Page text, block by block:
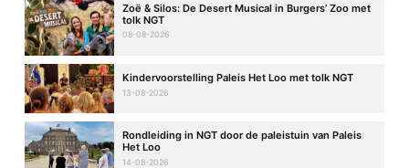
Zoë & Silos: De Desert Musical in Burgers’ Zoo met
tolk NGT
08-08-2026
Kindervoorstelling Paleis Het Loo met tolk NGT
13-08-2026
Rondleiding in NGT door de paleistuin van Paleis
Het Loo
14-08-2026